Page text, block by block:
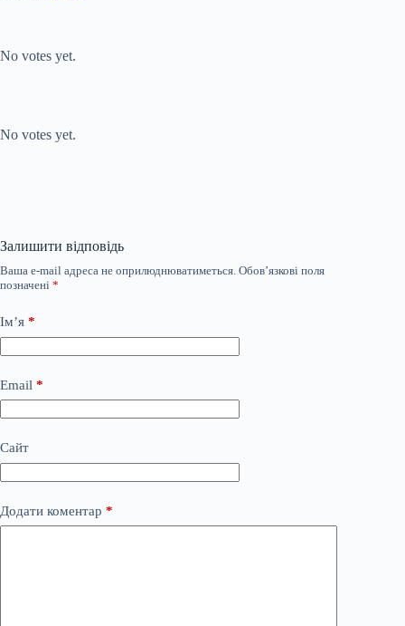
No votes yet.
No votes yet.
Залишити відповідь
Ваша e-mail адреса не оприлюднюватиметься. Обов’язкові поля
позначені *
Ім’я *
Email *
Сайт
Додати коментар *